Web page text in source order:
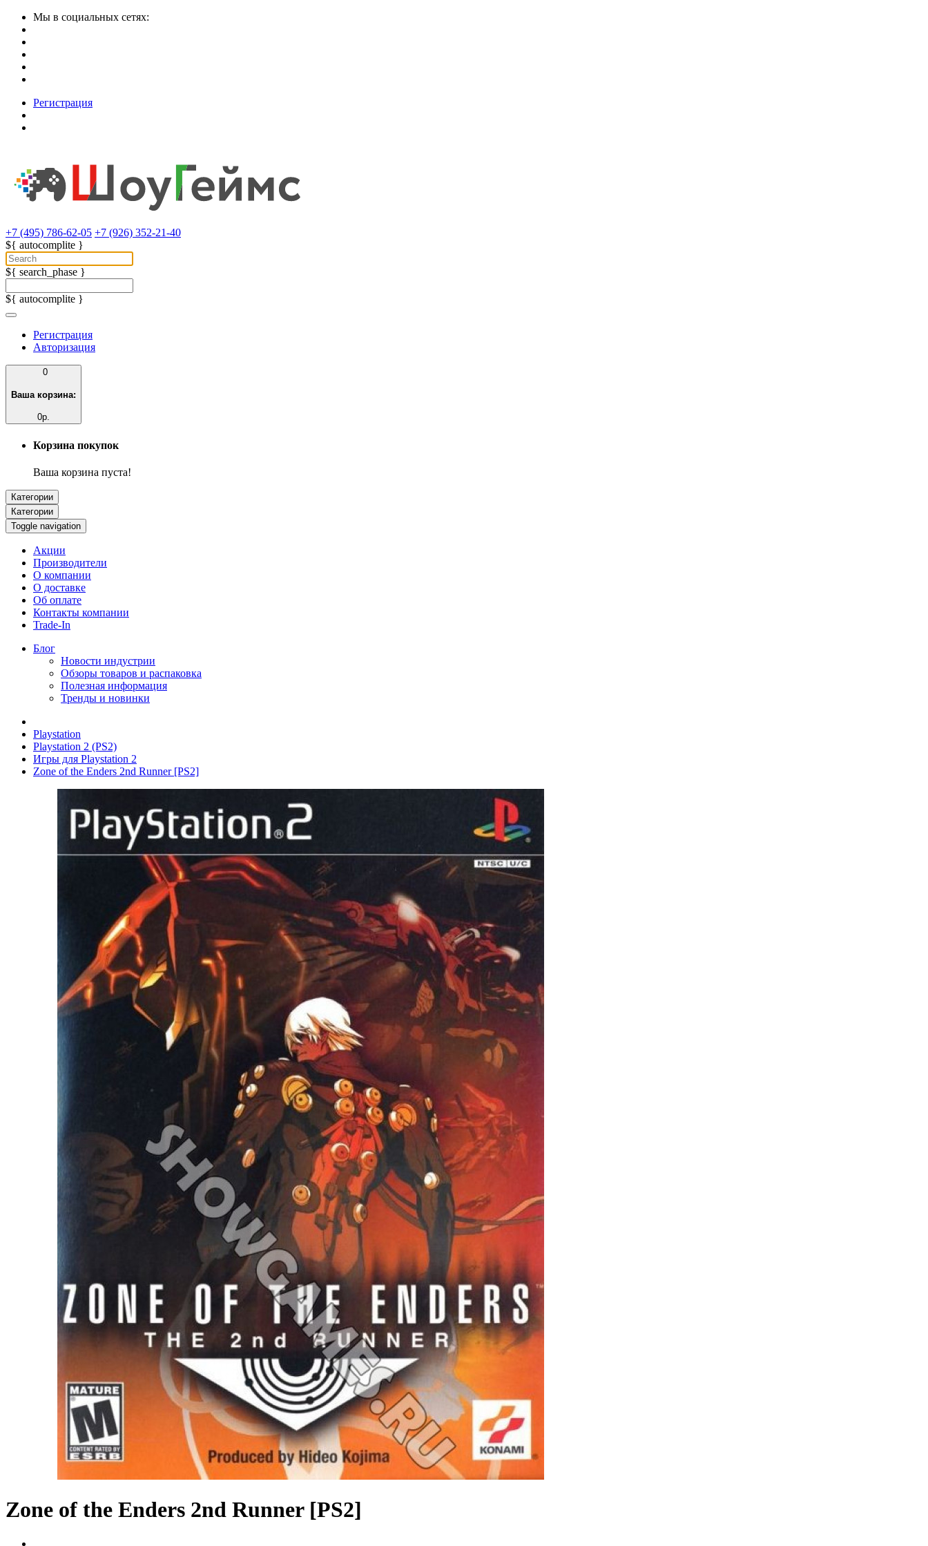
Мы в социальных сетях:
Регистрация
+7 (495) 786-62-05 +7 (926) 352-21-40
${ autocomplite }
${ search_phase }
${ autocomplite }
Регистрация
Авторизация
0
Ваша корзина:
0р.
Корзина покупок
Ваша корзина пуста!
Категории
Категории
Toggle navigation
Акции
Производители
О компании
О доставке
Об оплате
Контакты компании
Trade-In
Блог
Новости индустрии
Обзоры товаров и распаковка
Полезная информация
Тренды и новинки
Playstation
Playstation 2 (PS2)
Игры для Playstation 2
Zone of the Enders 2nd Runner [PS2]
Zone of the Enders 2nd Runner [PS2]